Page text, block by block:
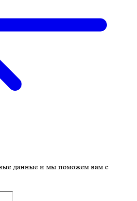
данные и мы поможем вам с